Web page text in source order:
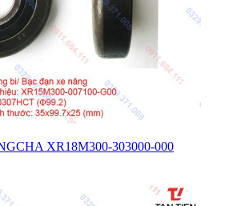
XR18M300-303000-000